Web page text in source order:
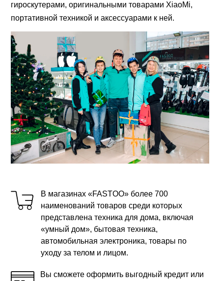
гироскутерами, оригинальными товарами XiaoMi,
портативной техникой и аксессуарами к ней.
В магазинах «FASTOO» более 700
наименований товаров среди которых
представлена техника для дома, включая
«умный дом», бытовая техника,
автомобильная электроника, товары по
уходу за телом и лицом.
Вы сможете оформить выгодный кредит или